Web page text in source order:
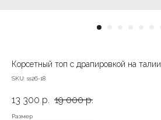
Корсетный топ с драпировкой на талии
SKU: ss26-18
13 300 р. 19 000 р.
Размер